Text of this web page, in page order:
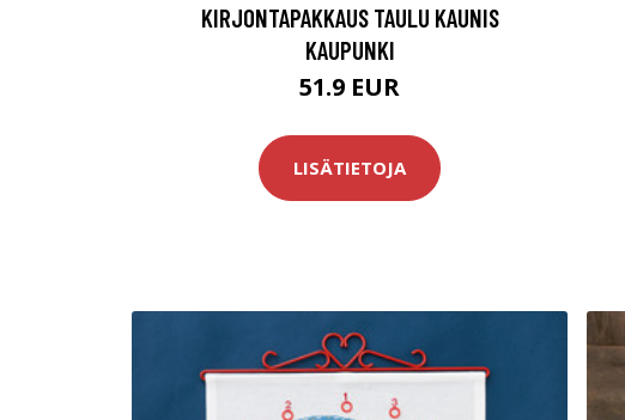
KIRJONTAPAKKAUS TAULU KAUNIS
KAUPUNKI
51.9 EUR
LISÄTIETOJA